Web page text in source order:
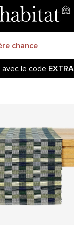
chance
le code
des ventes